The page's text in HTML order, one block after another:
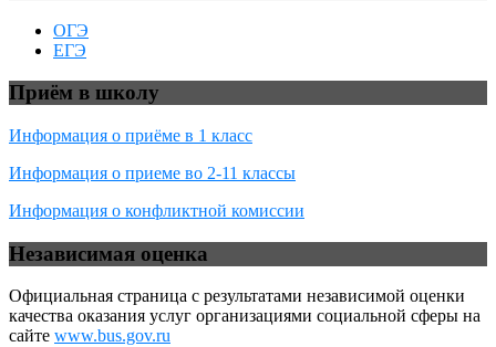
ОГЭ
ЕГЭ
Приём в школу
Информация о приёме в 1 класс
Информация о приеме во 2-11 классы
Информация о конфликтной комиссии
Независимая оценка
Официальная страница с результатами независимой оценки
качества оказания услуг организациями социальной сферы на
сайте www.bus.gov.ru